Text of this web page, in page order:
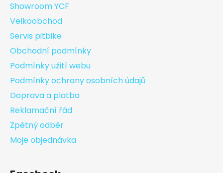
Showroom YCF
Velkoobchod
Servis pitbike
Obchodní podmínky
Podmínky užití webu
Podmínky ochrany osobních údajů
Doprava a platba
Reklamační řád
Zpětný odběr
Moje objednávka